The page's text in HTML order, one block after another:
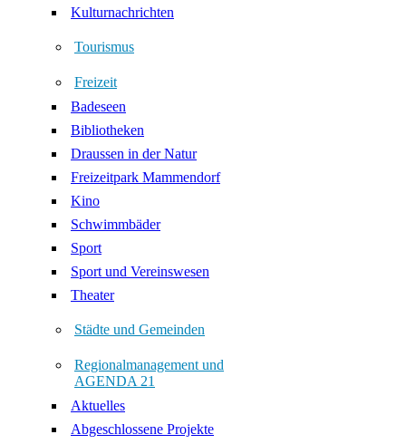
Kulturnachrichten
Tourismus
Freizeit
Badeseen
Bibliotheken
Draussen in der Natur
Freizeitpark Mammendorf
Kino
Schwimmbäder
Sport
Sport und Vereinswesen
Theater
Städte und Gemeinden
Regionalmanagement und
AGENDA 21
Aktuelles
Abgeschlossene Projekte